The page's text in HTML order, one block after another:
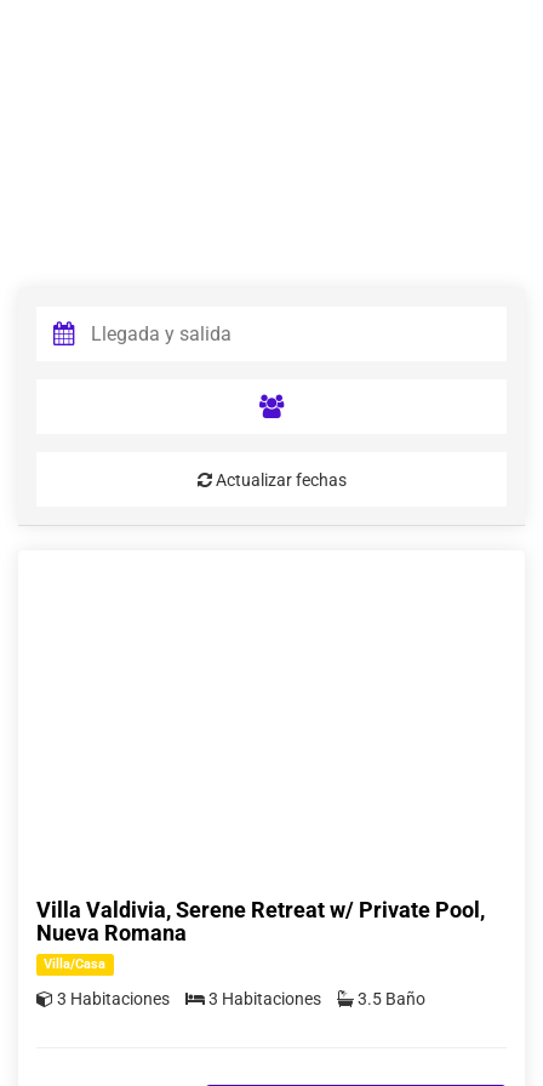
Actualizar fechas
Villa Valdivia, Serene Retreat w/ Private Pool,
Nueva Romana
Villa/Casa
3 Habitaciones 3 Habitaciones 3.5 Baño